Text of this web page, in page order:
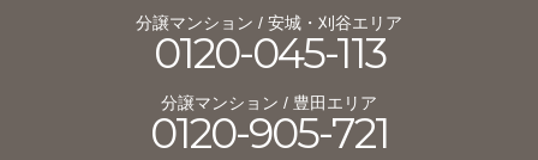
分譲マンション / 安城・刈谷エリア
0120-045-113
分譲マンション / 豊田エリア
0120-905-721